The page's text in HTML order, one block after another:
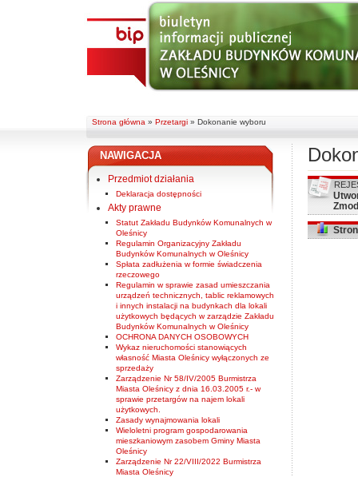
Strona główna » Przetargi » Dokonanie wyboru
NAWIGACJA
Przedmiot działania
Deklaracja dostępności
Akty prawne
Statut Zakładu Budynków Komunalnych w
Oleśnicy
Regulamin Organizacyjny Zakładu
Budynków Komunalnych w Oleśnicy
Spłata zadłużenia w formie świadczenia
rzeczowego
Regulamin w sprawie zasad umieszczania
urządzeń technicznych, tablic reklamowych
i innych instalacji na budynkach dla lokali
użytkowych będących w zarządzie Zakładu
Budynków Komunalnych w Oleśnicy
OCHRONA DANYCH OSOBOWYCH
Wykaz nieruchomości stanowiących
własność Miasta Oleśnicy wyłączonych ze
sprzedaży
Zarządzenie Nr 58/IV/2005 Burmistrza
Miasta Oleśnicy z dnia 16.03.2005 r.- w
sprawie przetargów na najem lokali
użytkowych.
Zasady wynajmowania lokali
Wieloletni program gospodarowania
mieszkaniowym zasobem Gminy Miasta
Oleśnicy
Zarządzenie Nr 22/VIII/2022 Burmistrza
Miasta Oleśnicy